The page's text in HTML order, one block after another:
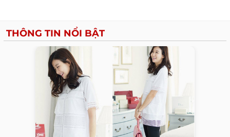
THÔNG TIN NỔI BẬT